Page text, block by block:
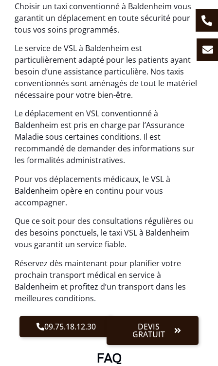
Choisir un taxi conventionné à Baldenheim vous
garantit un déplacement en toute sécurité pour
tous vos soins programmés.
Le service de VSL à Baldenheim est
particulièrement adapté pour les patients ayant
besoin d’une assistance particulière. Nos taxis
conventionnés sont aménagés de tout le matériel
nécessaire pour votre bien-être.
Le déplacement en VSL conventionné à
Baldenheim est pris en charge par l’Assurance
Maladie sous certaines conditions. Il est
recommandé de demander des informations sur
les formalités administratives.
Pour vos déplacements médicaux, le VSL à
Baldenheim opère en continu pour vous
accompagner.
Que ce soit pour des consultations régulières ou
des besoins ponctuels, le taxi VSL à Baldenheim
vous garantit un service fiable.
Réservez dès maintenant pour planifier votre
prochain transport médical en service à
Baldenheim et profitez d’un transport dans les
meilleures conditions.
09.75.18.12.30 DEVIS
GRATUIT
FAQ